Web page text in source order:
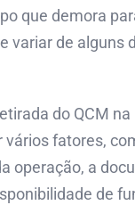
que demora
variar de alguns
do QCM na
vários fatores,
operação, a
de